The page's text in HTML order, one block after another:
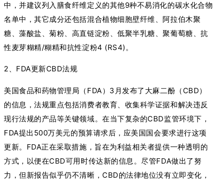
中，并建议列入膳食纤维定义的其他9种不易消化的碳水化合物
名单中，其它成分还包括混合植物细胞壁纤维、阿拉伯木聚
糖、藻酸盐、菊粉、高直链淀粉、低聚半乳糖、聚葡萄糖、抗
性麦芽糊精/糊精和抗性淀粉4 (RS4)。
2、FDA更新CBD法规
美国食品和药物管理局（FDA）3月发布了大麻二酚（CBD）
的信息，法规重点包括消费者教育、收集科学证据和解决违反
现行法规的产品等关键领域。在当下复杂的CBD监管环境下，
FDA提出500万美元的预算请求后，应美国国会要求进行这项
更新。FDA正在采取措施，旨在为利益相关者提供一种透明的
方式，以便在CBD可用时传达新的信息。尽管FDA做出了努
力，但新报告似乎仍不清晰，CBD的法律地位没有立即变化，